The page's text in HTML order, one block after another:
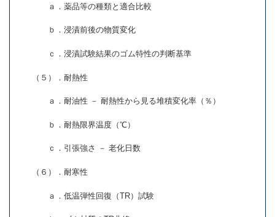
ａ．薬品等の種類と適合比較
ｂ．浸漬前後の物質変化
ｃ．浸漬試験結果のゴム特性の判断基準
（５）．耐熱性
ａ．耐油性 － 耐熱性から見る堆積変化率（％）
ｂ．耐熱限界温度（℃）
ｃ．引張強さ － 老化日数
（６）．耐寒性
ａ．低温弾性回復（TR）試験